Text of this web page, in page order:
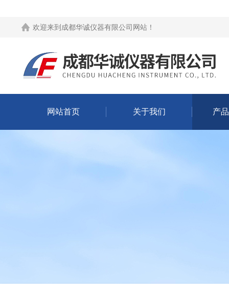
欢迎来到 成都华诚仪器有限公司网站 ！
网站首页 关于我们 产